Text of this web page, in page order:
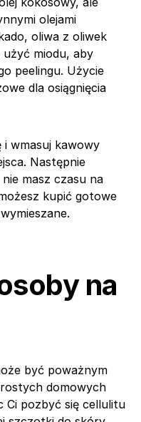
olejami
oliwa z oliwek
miodu, aby
peelingu. Użycie
dla osiągnięcia
i wmasuj kawowy
Następnie
nie masz czasu na
kupić gotowe
na
być poważnym
domowych
Ci pozbyć się cellulitu